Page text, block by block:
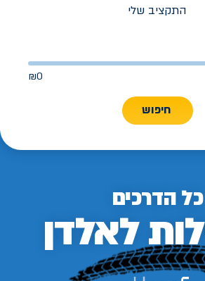
התקציב שלי
₪0
חיפוש
כל הדרכים
לאלדן